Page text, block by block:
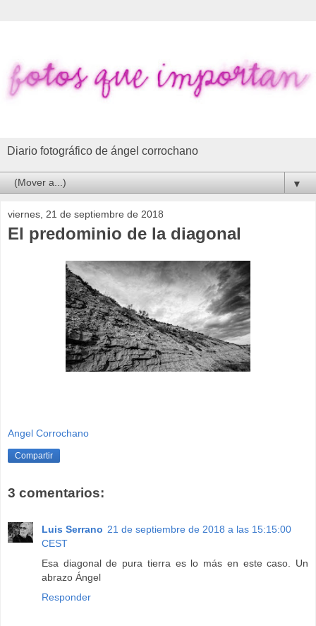
Diario fotográfico de ángel corrochano
▼
viernes, 21 de septiembre de 2018
El predominio de la diagonal
Angel Corrochano
Compartir
3 comentarios:
Luis Serrano 21 de septiembre de 2018 a las 15:15:00
CEST
Esa diagonal de pura tierra es lo más en este caso. Un
abrazo Ángel
Responder